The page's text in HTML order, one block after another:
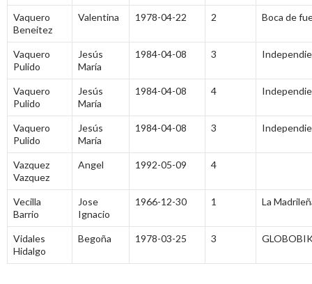
Vaquero
Beneitez
Valentina 1978-04-22 2 Boca de
Vaquero
Pulido
Jesús
María
1984-04-08 3
Vaquero
Pulido
Jesús
María
1984-04-08 4
Vaquero
Pulido
Jesús
María
1984-04-08 3
Vazquez
Vazquez
Angel 1992-05-09 4
Vecilla
Barrio
Jose
Ignacio
1966-12-30 1 La
Vidales
Hidalgo
Begoña 1978-03-25 3